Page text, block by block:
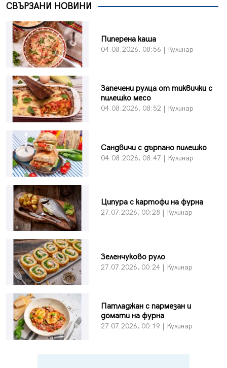
СВЪРЗАНИ НОВИНИ
Пиперена каша
04.08.2026, 08:56 | Кулинар
Запечени рулца от тиквички с
пилешко месо
04.08.2026, 08:52 | Кулинар
Сандвичи с дърпано пилешко
04.08.2026, 08:47 | Кулинар
Ципура с картофи на фурна
27.07.2026, 00:28 | Кулинар
Зеленчуково руло
27.07.2026, 00:24 | Кулинар
Патладжан с пармезан и
домати на фурна
27.07.2026, 00:19 | Кулинар